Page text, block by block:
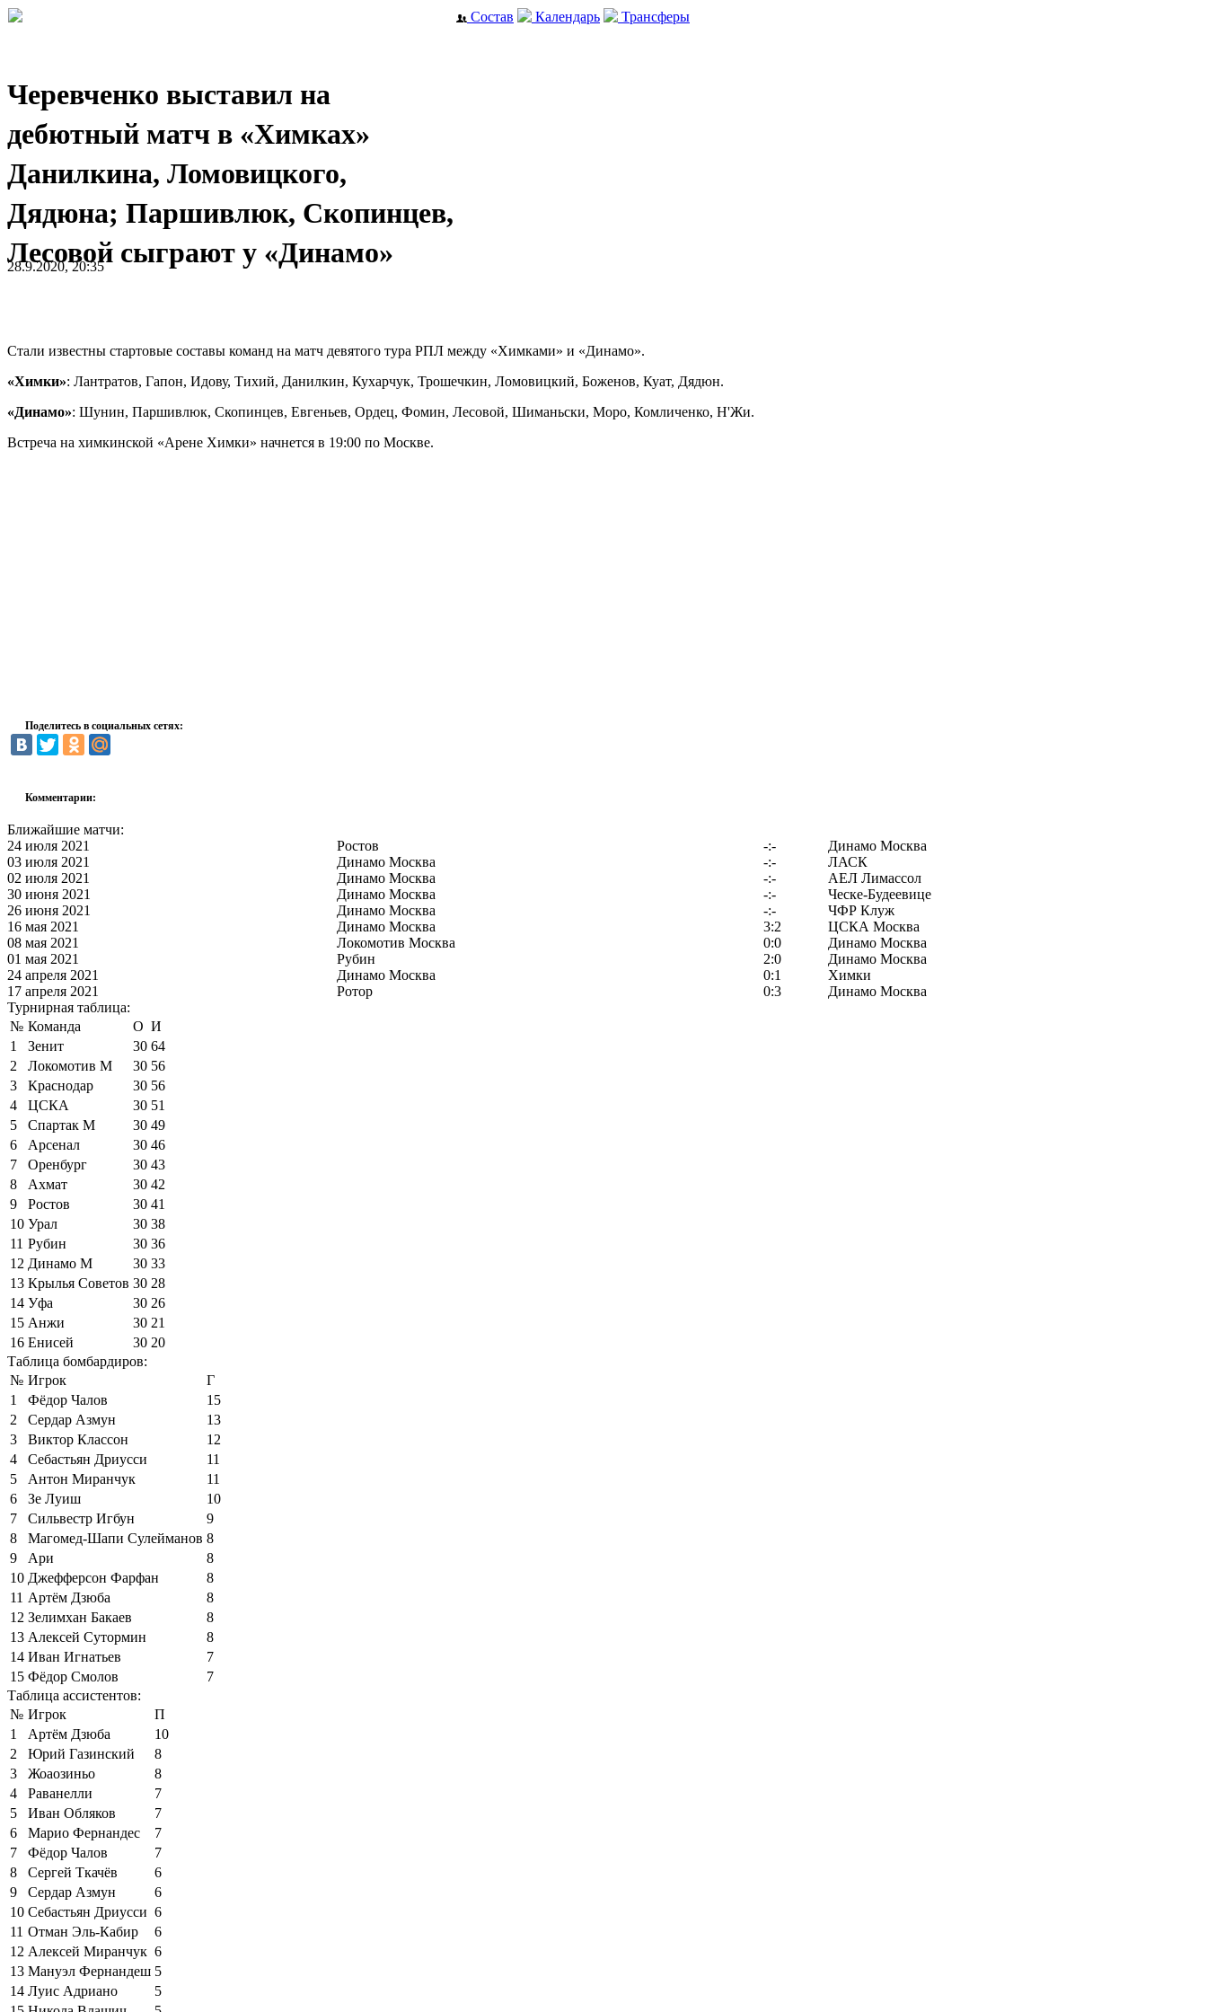
Состав Календарь Трансферы
Черевченко выставил на
дебютный матч в «Химках»
Данилкина, Ломовицкого,
Дядюна; Паршивлюк, Скопинцев,
Лесовой сыграют у «Динамо»
28.9.2020, 20:35
Стали известны стартовые составы команд на матч девятого тура РПЛ между «Химками» и «Динамо».
«Химки»: Лантратов, Гапон, Идову, Тихий, Данилкин, Кухарчук, Трошечкин, Ломовицкий, Боженов, Куат, Дядюн.
«Динамо»: Шунин, Паршивлюк, Скопинцев, Евгеньев, Ордец, Фомин, Лесовой, Шиманьски, Моро, Комличенко, Н'Жи.
Встреча на химкинской «Арене Химки» начнется в 19:00 по Москве.
Поделитесь в социальных сетях:
Комментарии:
Ближайшие матчи:
24 июля 2021
Ростов -:-
Динамо Москва
03 июля 2021
Динамо Москва -:-
ЛАСК
02 июля 2021
Динамо Москва -:-
АЕЛ Лимаcсол
30 июня 2021
Динамо Москва -:-
Ческе-Будеевице
26 июня 2021
Динамо Москва -:-
ЧФР Клуж
16 мая 2021
Динамо Москва 3:2
ЦСКА Москва
08 мая 2021
Локомотив Москва 0:0
Динамо Москва
01 мая 2021
Рубин 2:0
Динамо Москва
24 апреля 2021
Динамо Москва 0:1
Химки
17 апреля 2021
Ротор 0:3
Динамо Москва
Турнирная таблица:
№ Команда О И
1
Зенит 30 64
2
Локомотив М 30 56
3
Краснодар 30 56
4
ЦСКА 30 51
5
Спартак М 30 49
6
Арсенал 30 46
7
Оренбург 30 43
8
Ахмат 30 42
9
Ростов 30 41
10 Урал 30 38
11 Рубин 30 36
12 Динамо М 30 33
13 Крылья Советов 30 28
14 Уфа 30 26
15 Анжи 30 21
16 Енисей 30 20
Таблица бомбардиров:
№ Игрок
Г
1
Фёдор Чалов
15
2
Сердар Азмун
13
3
Виктор Классон
12
4
Себастьян Дриусси
11
5
Антон Миранчук
11
6
Зе Луиш
10
7
Сильвестр Игбун
9
8
Магомед-Шапи Сулейманов 8
9
Ари
8
10 Джефферсон Фарфан
8
11 Артём Дзюба
8
12 Зелимхан Бакаев
8
13 Алексей Сутормин
8
14 Иван Игнатьев
7
15 Фёдор Смолов
7
Таблица ассистентов:
№ Игрок
П
1
Артём Дзюба
10
2
Юрий Газинский
8
3
Жоаозиньо
8
4
Раванелли
7
5
Иван Обляков
7
6
Марио Фернандес
7
7
Фёдор Чалов
7
8
Сергей Ткачёв
6
9
Сердар Азмун
6
10 Себастьян Дриусси 6
11 Отман Эль-Кабир
6
12 Алексей Миранчук 6
13 Мануэл Фернандеш 5
14 Луис Адриано
5